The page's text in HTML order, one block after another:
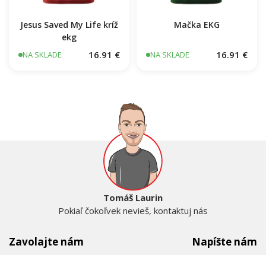
Jesus Saved My Life kríž
ekg
NA SKLADE 16.91 €
Mačka EKG
NA SKLADE 16.91 €
Zavolajte nám
Tomáš Laurin
Pokiaľ čokoľvek nevieš, kontaktuj nás
Napíšte nám